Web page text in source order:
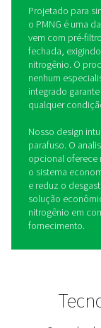
(99,5%)